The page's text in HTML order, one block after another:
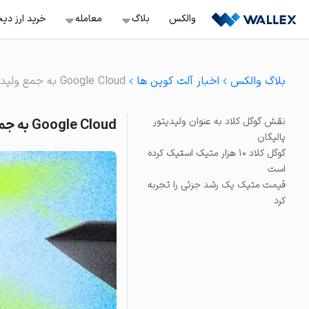
content
والکس بلاگ
آموزش
سرمایه گذاری
صرافی ها
استخراج
معامله‌
سفارش‌گذاری با قیمت
باز کردن موقعیت لانگ
معامله تعهدی
موقعیت لانگ و شورت
سرمایه‌گذاری سریع
خرید و فروش
خرید و فروش آنی
خرید و فروش آسان بیش از ۲۳۰
تبدیل
راحت‌ترین راه برای تبدیل
خرید ارز
خرید
خرید
بلاگ والکس اخبار آلت کوین ها Google Cloud به جمع ولیدیتورهای پالیگان می‌پیوندد
نقش گوگل کلاد به عنوان ولیدیتور
پالیگان
گوگل کلاد ۱۰ هزار متیک استیک کرده
است
قیمت متیک یک رشد جزئی را تجربه
کرد
Google Cloud به جمع ولیدیتورهای پالیگان می‌پیوندد